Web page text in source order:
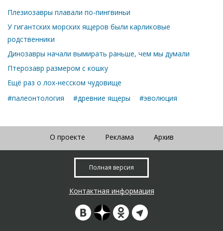
Плезиозавры плавали по-пингвиньи
У гигантских морских ящеров были карликовые
родственники
Динозавры начали вымирать раньше, чем мы думали
Птерозавр размером с кошку
Ещё раз о лох-несском чудовище
#палеонтология
#древние ящеры #эволюция
О проекте Реклама Архив
Полная версия
Контактная информация